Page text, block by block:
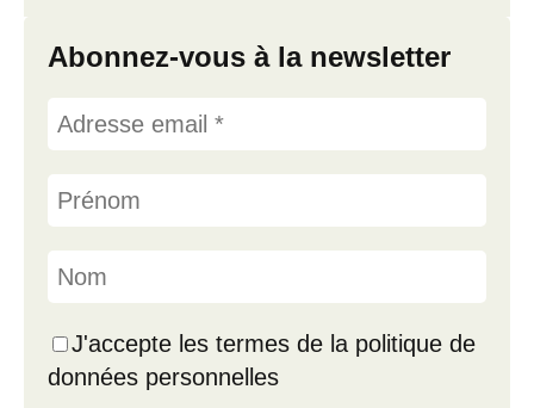
Abonnez-vous à la newsletter
J'accepte les termes de la politique de
données personnelles